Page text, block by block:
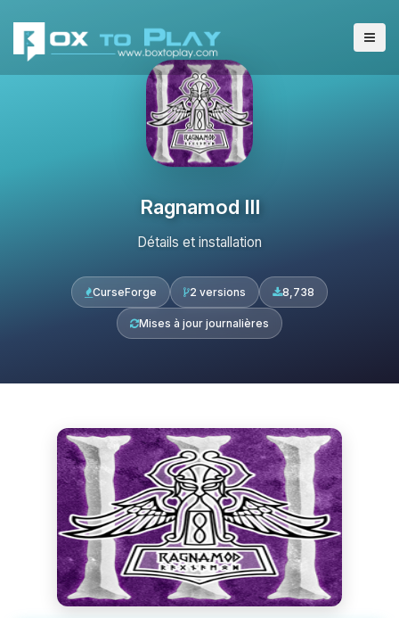
Ragnamod III
Détails et installation
CurseForge 2 versions 8,738
Mises à jour journalières